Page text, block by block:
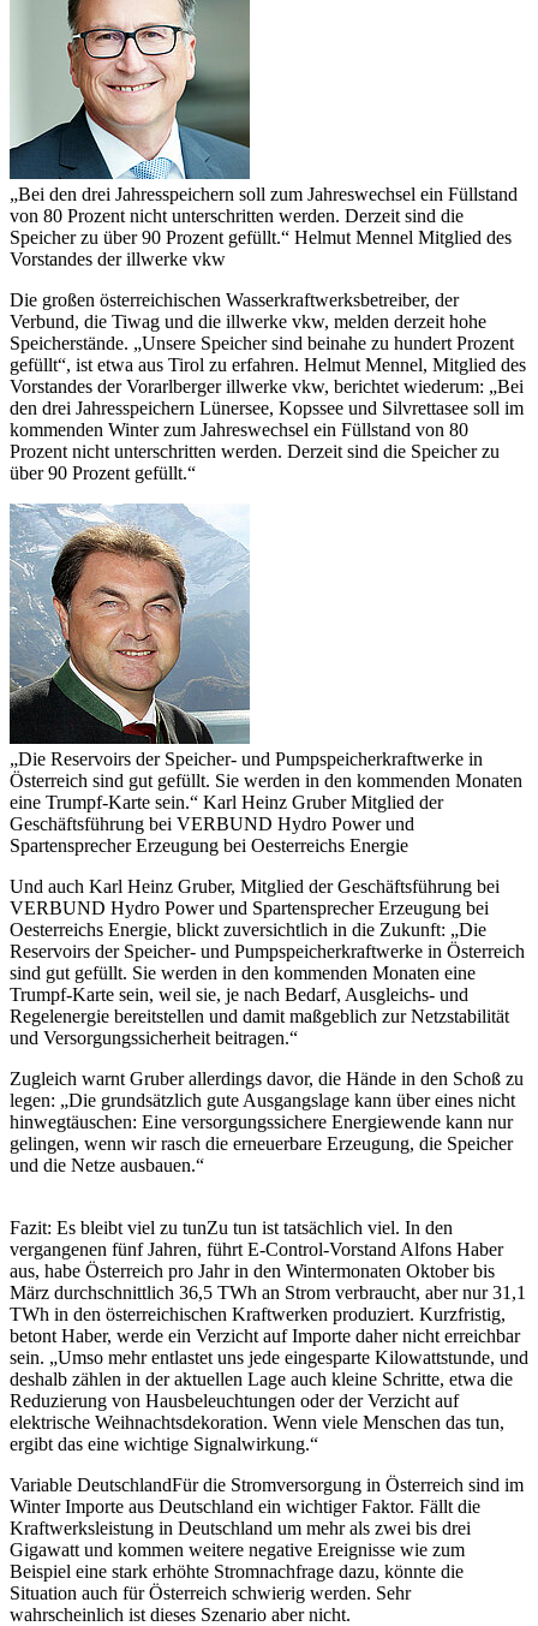
„Bei den drei Jahres­speichern soll zum Jahreswechsel ein Füllstand
von 80 Prozent nicht unterschritten werden. Derzeit sind die
Speicher zu über 90 Prozent gefüllt.“ Helmut Mennel Mitglied des
Vorstandes der illwerke vkw
Die großen österreichischen Wasserkraftwerksbetreiber, der
Verbund, die Tiwag und die illwerke vkw, melden derzeit hohe
Speicherstände. „Unsere Speicher sind beinahe zu hundert Prozent
gefüllt“, ist etwa aus Tirol zu erfahren. Helmut Mennel, Mitglied des
Vorstandes der Vorarlberger illwerke vkw, berichtet wiederum: „Bei
den drei Jahresspeichern Lünersee, Kopssee und Silvrettasee soll im
kommenden Winter zum Jahreswechsel ein Füllstand von 80
Prozent nicht unterschritten werden. Derzeit sind die Speicher zu
über 90 Prozent gefüllt.“
„Die Reservoirs der Speicher- und Pumpspeicherkraftwerke in
Österreich sind gut gefüllt. Sie werden in den kommenden Monaten
eine Trumpf-Karte sein.“ Karl Heinz GruberMitglied der
Geschäftsführung bei VERBUND Hydro Power und
Spartensprecher Erzeugung bei Oesterreichs Energie
Und auch Karl Heinz Gruber, Mitglied der Geschäftsführung bei
VERBUND Hydro Power und Spartensprecher Erzeugung bei
Oesterreichs Energie, blickt zuversichtlich in die Zukunft: „Die
Reservoirs der Speicher- und Pumpspeicherkraftwerke in Österreich
sind gut gefüllt. Sie werden in den kommenden Monaten eine
Trumpf-Karte sein, weil sie, je nach Bedarf, Ausgleichs- und
Regelenergie bereitstellen und damit maßgeblich zur Netzstabilität
und Versorgungssicherheit beitragen.“
Zugleich warnt Gruber allerdings davor, die Hände in den Schoß zu
legen: „Die grundsätzlich gute Ausgangslage kann über eines nicht
hinwegtäuschen: Eine versorgungssichere Energiewende kann nur
gelingen, wenn wir rasch die erneuerbare Erzeugung, die Speicher
und die Netze ausbauen.“
Fazit: Es bleibt viel zu tunZu tun ist tatsächlich viel. In den
vergangenen fünf Jahren, führt E-Control-Vorstand Alfons Haber
aus, habe Österreich pro Jahr in den Wintermonaten Oktober bis
März durchschnittlich 36,5 TWh an Strom verbraucht, aber nur 31,1
TWh in den österreichischen Kraftwerken produziert. Kurzfristig,
betont Haber, werde ein Verzicht auf Importe daher nicht erreichbar
sein. „Umso mehr entlastet uns jede eingesparte Kilowattstunde, und
deshalb zählen in der aktuellen Lage auch kleine Schritte, etwa die
Reduzierung von Hausbeleuchtungen oder der Verzicht auf
elektrische Weihnachtsdekoration. Wenn viele Menschen das tun,
ergibt das eine wichtige Signalwirkung.“
Variable DeutschlandFür die Stromversorgung in Österreich sind im
Winter Importe aus Deutschland ein wichtiger Faktor. Fällt die
Kraftwerksleistung in Deutschland um mehr als zwei bis drei
Gigawatt und kommen weitere negative Ereignisse wie zum
Beispiel eine stark erhöhte Stromnachfrage dazu, könnte die
Situation auch für Österreich schwierig werden. Sehr
wahrscheinlich ist dieses Szenario aber nicht.